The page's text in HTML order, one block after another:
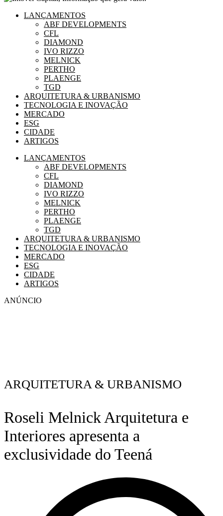
LANÇAMENTOS
ABF DEVELOPMENTS
CFL
DIAMOND
IVO RIZZO
MELNICK
PERTHO
PLAENGE
TGD
ARQUITETURA & URBANISMO
TECNOLOGIA E INOVAÇÃO
MERCADO
ESG
CIDADE
ARTIGOS
LANÇAMENTOS
ABF DEVELOPMENTS
CFL
DIAMOND
IVO RIZZO
MELNICK
PERTHO
PLAENGE
TGD
ARQUITETURA & URBANISMO
TECNOLOGIA E INOVAÇÃO
MERCADO
ESG
CIDADE
ARTIGOS
ANÚNCIO
ARQUITETURA & URBANISMO
Roseli Melnick Arquitetura e
Interiores apresenta a
exclusividade do Teená